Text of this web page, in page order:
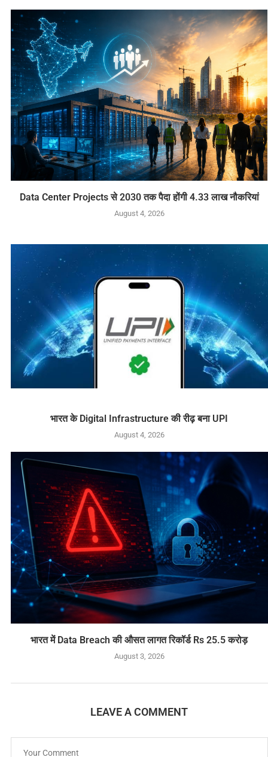
Data Center Projects से 2030 तक पैदा होंगी 4.33 लाख नौकरियां
August 4, 2026
भारत के Digital Infrastructure की रीढ़ बना UPI
August 4, 2026
भारत में Data Breach की औसत लागत रिकॉर्ड Rs 25.5 करोड़
August 3, 2026
LEAVE A COMMENT